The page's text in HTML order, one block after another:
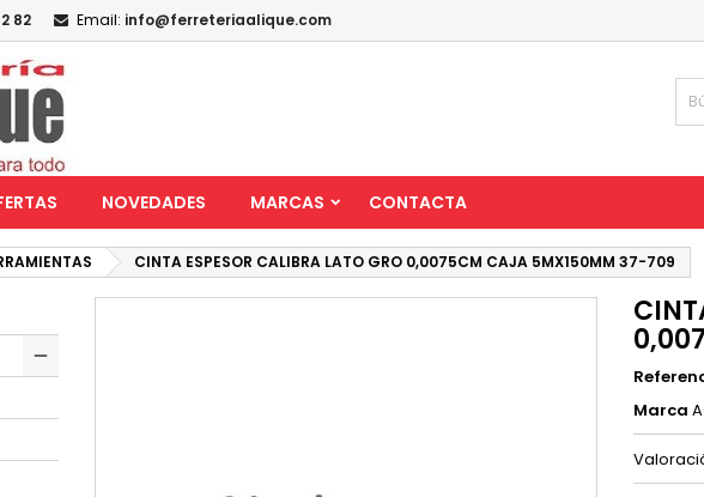
82 Email: info@ferreteriaalique.com
NOVEDADES MARCAS CONTACTA
CINTA ESPESOR CALIBRA LATO GRO 0,0075CM CAJA 5MX150MM 37-709
Marca